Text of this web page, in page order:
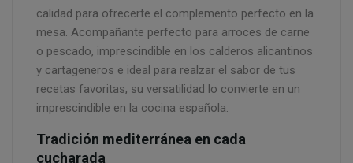
calidad para ofrecerte el complemento perfecto en la
mesa. Acompañante perfecto para arroces de carne
o pescado, imprescindible en los calderos alicantinos
y cartageneros e ideal para realzar el sabor de tus
recetas favoritas, su versatilidad lo convierte en un
imprescindible en la cocina española.
Tradición mediterránea en cada
cucharada